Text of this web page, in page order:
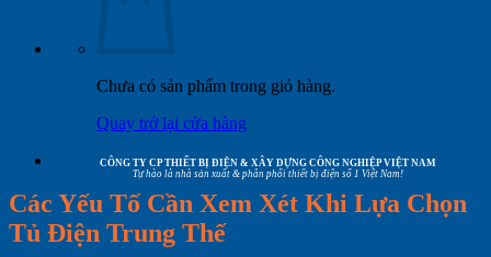
Chưa có sản phẩm trong giỏ hàng.
Quay trở lại cửa hàng
CÔNG TY CP THIẾT BỊ ĐIỆN & XÂY DỰNG CÔNG NGHIỆP VIỆT NAM
Tự hào là nhà sản xuất & phân phối thiết bị điện số 1 Việt Nam!
Các Yếu Tố Cần Xem Xét Khi Lựa Chọn
Tủ Điện Trung Thế